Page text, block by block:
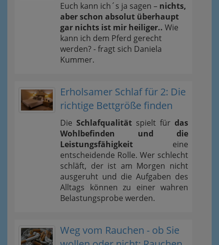
Euch kann ich´s ja sagen – nichts,
aber schon absolut überhaupt
gar nichts ist mir heiliger.. Wie
kann ich dem Pferd gerecht
werden? - fragt sich Daniela
Kummer.
Erholsamer Schlaf für 2: Die
richtige Bettgröße finden
Die Schlafqualität spielt für das
Wohlbefinden und die
Leistungsfähigkeit eine
entscheidende Rolle. Wer schlecht
schläft, der ist am Morgen nicht
ausgeruht und die Aufgaben des
Alltags können zu einer wahren
Belastungsprobe werden.
Weg vom Rauchen - ob Sie